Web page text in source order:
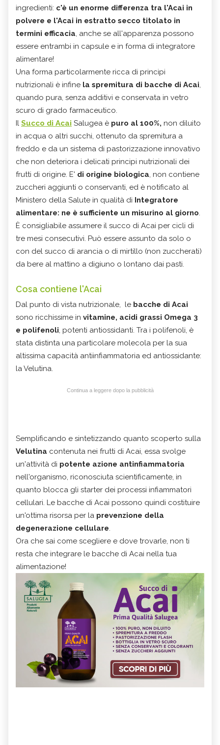
ingredienti: c'è un enorme differenza tra l'Acai in
polvere e l'Acai in estratto secco titolato in
termini efficacia, anche se all'apparenza possono
essere entrambi in capsule e in forma di integratore
alimentare!
Una forma particolarmente ricca di principi
nutrizionali è infine la spremitura di bacche di Acai,
quando pura, senza additivi e conservata in vetro
scuro di grado farmaceutico.
Il Succo di Acai Salugea è puro al 100%, non diluito
in acqua o altri succhi, ottenuto da spremitura a
freddo e da un sistema di pastorizzazione innovativo
che non deteriora i delicati principi nutrizionali dei
frutti di origine. E' di origine biologica, non contiene
zuccheri aggiunti o conservanti, ed è notificato al
Ministero della Salute in qualità di Integratore
alimentare: ne è sufficiente un misurino al giorno.
È consigliabile assumere il succo di Acai per cicli di
tre mesi consecutivi. Può essere assunto da solo o
con del succo di arancia o di mirtillo (non zuccherati)
da bere al mattino a digiuno o lontano dai pasti.
Cosa contiene l'Acai
Dal punto di vista nutrizionale, le bacche di Acai
sono ricchissime in vitamine, acidi grassi Omega 3
e polifenoli, potenti antiossidanti. Tra i polifenoli, è
stata distinta una particolare molecola per la sua
altissima capacità antiinfiammatoria ed antiossidante:
la Velutina.
Continua a leggere dopo la pubblicità
Semplificando e sintetizzando quanto scoperto sulla
Velutina contenuta nei frutti di Acai, essa svolge
un'attività di potente azione antinfiammatoria
nell'organismo, riconosciuta scientificamente, in
quanto blocca gli starter dei processi infiammatori
cellulari. Le bacche di Acai possono quindi costituire
un'ottima risorsa per la prevenzione della
degenerazione cellulare.
Ora che sai come scegliere e dove trovarle, non ti
resta che integrare le bacche di Acai nella tua
alimentazione!